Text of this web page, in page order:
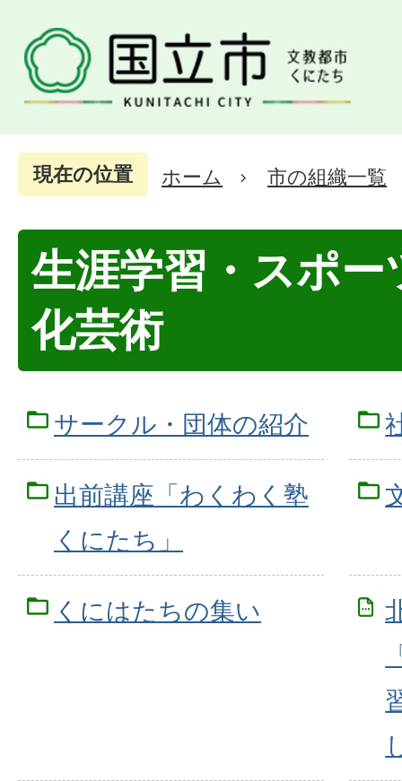
現在の位置 ホーム 市の組織一覧
生涯学習・スポー
化芸術
サークル・団体の紹介
出前講座「わくわく塾
くにたち」
くにはたちの集い